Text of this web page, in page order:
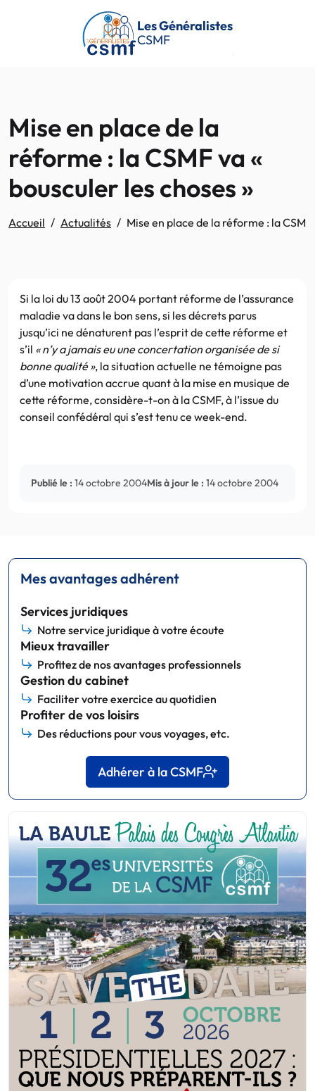
Passer au contenu principal
Les Généralistes
CSMF
Mise en place de la
réforme : la CSMF va «
bousculer les choses »
Accueil Actualités Mise en place de la réforme : la CSMF
Si la loi du 13 août 2004 portant réforme de l’assurance
maladie va dans le bon sens, si les décrets parus
jusqu’ici ne dénaturent pas l’esprit de cette réforme et
s’il « n’y a jamais eu une concertation organisée de si
bonne qualité », la situation actuelle ne témoigne pas
d’une motivation accrue quant à la mise en musique de
cette réforme, considère-t-on à la CSMF, à l’issue du
conseil confédéral qui s’est tenu ce week-end.
Publié le : 14 octobre 2004Mis à jour le : 14 octobre 2004
Mes avantages adhérent
Services juridiques
Notre service juridique à votre écoute
Mieux travailler
Profitez de nos avantages professionnels
Gestion du cabinet
Faciliter votre exercice au quotidien
Profiter de vos loisirs
Des réductions pour vous voyages, etc.
Adhérer à la CSMF